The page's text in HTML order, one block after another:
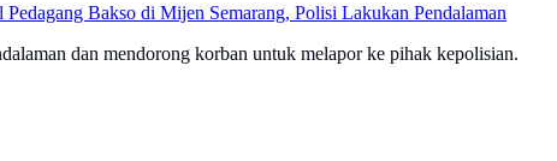
Bakso di Mijen Semarang, Polisi Lakukan Pendalaman
dan mendorong korban untuk melapor ke pihak kepolisian.